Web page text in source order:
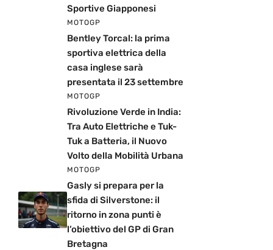
Sportive Giapponesi
MOTOGP
Bentley Torcal: la prima
sportiva elettrica della
casa inglese sarà
presentata il 23 settembre
MOTOGP
Rivoluzione Verde in India:
Tra Auto Elettriche e Tuk-
Tuk a Batteria, il Nuovo
Volto della Mobilità Urbana
MOTOGP
Gasly si prepara per la
sfida di Silverstone: il
ritorno in zona punti è
l’obiettivo del GP di Gran
Bretagna